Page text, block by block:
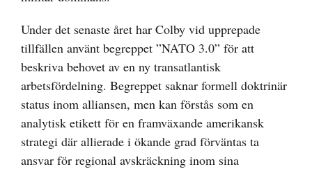
Under det senaste året har Colby vid upprepade
tillfällen använt begreppet ”NATO 3.0” för att
beskriva behovet av en ny transatlantisk
arbetsfördelning. Begreppet saknar formell doktrinär
status inom alliansen, men kan förstås som en
analytisk etikett för en framväxande amerikansk
strategi där allierade i ökande grad förväntas ta
ansvar för regional avskräckning inom sina